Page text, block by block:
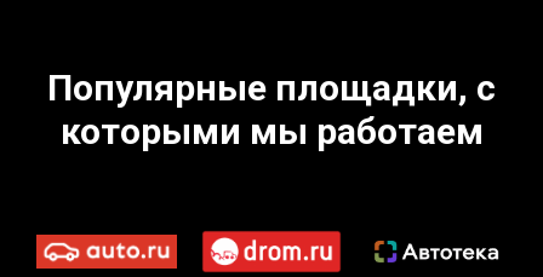
Популярные площадки, с
которыми мы работаем